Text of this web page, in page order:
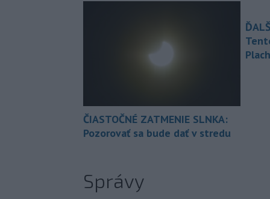
ČIASTOČNÉ ZATMENIE SLNKA:
Pozorovať sa bude dať v stredu
Správy